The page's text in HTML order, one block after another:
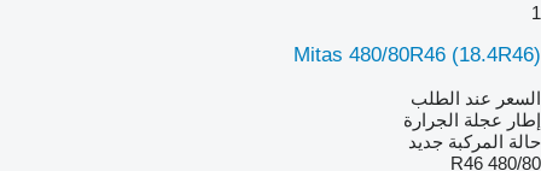
1
Mitas 480/80R46 (18.4R46)
السعر عند الطلب
إطار عجلة الجرارة
حالة المركبة جديد
480/80 R46